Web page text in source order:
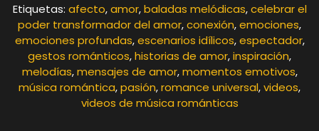
Etiquetas: afecto,amor,baladas melódicas,celebrar el
poder transformador del amor,conexión,emociones,
emociones profundas,escenarios idílicos,espectador,
gestos románticos,historias de amor,inspiración,
melodías,mensajes de amor,momentos emotivos,
música romántica,pasión,romance universal,videos,
videos de música románticas